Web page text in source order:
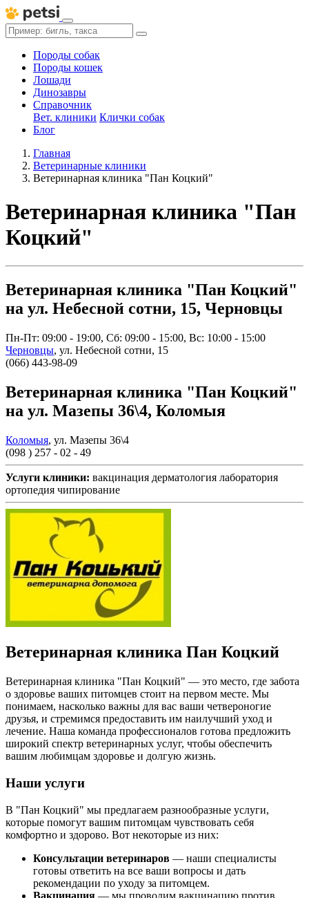
Породы собак
Породы кошек
Лошади
Динозавры
Справочник
Вет. клиники Клички собак
Блог
Главная
Ветеринарные клиники
Ветеринарная клиника "Пан Коцкий"
Ветеринарная клиника "Пан
Коцкий"
Ветеринарная клиника "Пан Коцкий"
на ул. Небесной сотни, 15, Черновцы
Пн-Пт: 09:00 - 19:00, Сб: 09:00 - 15:00, Вс: 10:00 - 15:00
Черновцы, ул. Небесной сотни, 15
(066) 443-98-09
Ветеринарная клиника "Пан Коцкий"
на ул. Мазепы 36\4, Коломыя
Коломыя, ул. Мазепы 36\4
(098 ) 257 - 02 - 49
Услуги клиники: вакцинация дерматология лаборатория
ортопедия чипирование
Ветеринарная клиника Пан Коцкий
Ветеринарная клиника "Пан Коцкий" — это место, где забота
о здоровье ваших питомцев стоит на первом месте. Мы
понимаем, насколько важны для вас ваши четвероногие
друзья, и стремимся предоставить им наилучший уход и
лечение. Наша команда профессионалов готова предложить
широкий спектр ветеринарных услуг, чтобы обеспечить
вашим любимцам здоровье и долгую жизнь.
Наши услуги
В "Пан Коцкий" мы предлагаем разнообразные услуги,
которые помогут вашим питомцам чувствовать себя
комфортно и здорово. Вот некоторые из них:
Консультации ветеринаров — наши специалисты
готовы ответить на все ваши вопросы и дать
рекомендации по уходу за питомцем.
Вакцинация — мы проводим вакцинацию против